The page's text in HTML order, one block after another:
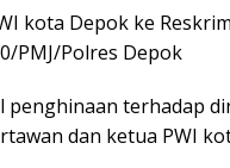
kota Depok ke
PMJ/Polres Depok
terhadap
dan ketua PWI